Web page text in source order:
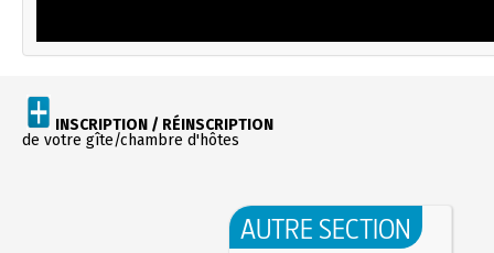
INSCRIPTION / RÉINSCRIPTION
de votre gîte/chambre d'hôtes
AUTRE SECTION